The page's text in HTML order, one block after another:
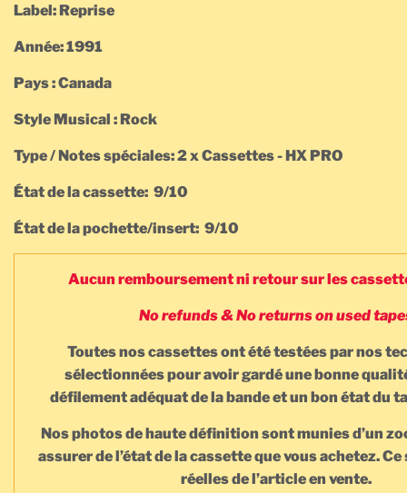
Label: Reprise
Année: 1991
Pays : Canada
Style Musical : Rock
Type / Notes spéciales: 2 x Cassettes - HX PRO
État de la cassette: 9/10
État de la pochette/insert: 9/10
Aucun remboursement ni retour sur les
No refunds & No returns on used
Toutes nos cassettes ont été testées par nos
sélectionnées pour avoir gardé une bonne
défilement adéquat de la bande et un bon état du
Nos photos de haute définition sont munies d’un
assurer de l’état de la cassette que vous achetez.
réelles de l’article en vente.